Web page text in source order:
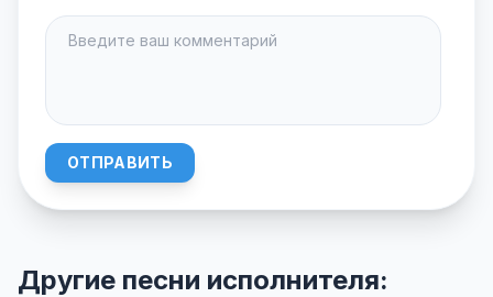
ОТПРАВИТЬ
Другие песни исполнителя: